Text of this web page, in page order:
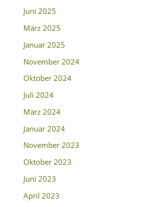
Juni 2025
März 2025
Januar 2025
November 2024
Oktober 2024
Juli 2024
März 2024
Januar 2024
November 2023
Oktober 2023
Juni 2023
April 2023